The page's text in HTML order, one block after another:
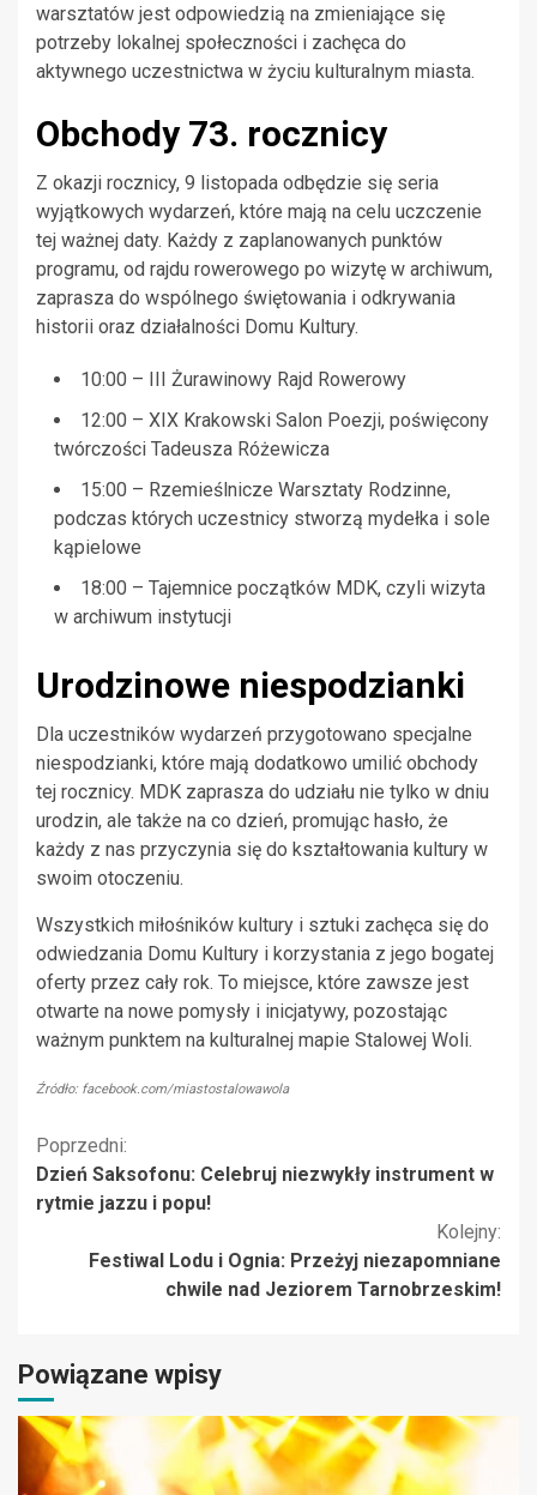
warsztatów jest odpowiedzią na zmieniające się
potrzeby lokalnej społeczności i zachęca do
aktywnego uczestnictwa w życiu kulturalnym miasta.
Obchody 73. rocznicy
Z okazji rocznicy, 9 listopada odbędzie się seria
wyjątkowych wydarzeń, które mają na celu uczczenie
tej ważnej daty. Każdy z zaplanowanych punktów
programu, od rajdu rowerowego po wizytę w archiwum,
zaprasza do wspólnego świętowania i odkrywania
historii oraz działalności Domu Kultury.
10:00 – III Żurawinowy Rajd Rowerowy
12:00 – XIX Krakowski Salon Poezji, poświęcony
twórczości Tadeusza Różewicza
15:00 – Rzemieślnicze Warsztaty Rodzinne,
podczas których uczestnicy stworzą mydełka i sole
kąpielowe
18:00 – Tajemnice początków MDK, czyli wizyta
w archiwum instytucji
Urodzinowe niespodzianki
Dla uczestników wydarzeń przygotowano specjalne
niespodzianki, które mają dodatkowo umilić obchody
tej rocznicy. MDK zaprasza do udziału nie tylko w dniu
urodzin, ale także na co dzień, promując hasło, że
każdy z nas przyczynia się do kształtowania kultury w
swoim otoczeniu.
Wszystkich miłośników kultury i sztuki zachęca się do
odwiedzania Domu Kultury i korzystania z jego bogatej
oferty przez cały rok. To miejsce, które zawsze jest
otwarte na nowe pomysły i inicjatywy, pozostając
ważnym punktem na kulturalnej mapie Stalowej Woli.
Źródło: facebook.com/miastostalowawola
Kontynuuj
czytanie
Poprzedni:
Dzień Saksofonu: Celebruj niezwykły instrument w
rytmie jazzu i popu!
Kolejny:
Festiwal Lodu i Ognia: Przeżyj niezapomniane
chwile nad Jeziorem Tarnobrzeskim!
Powiązane wpisy